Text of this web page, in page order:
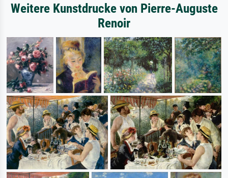
Weitere Kunstdrucke von Pierre-Auguste
Renoir